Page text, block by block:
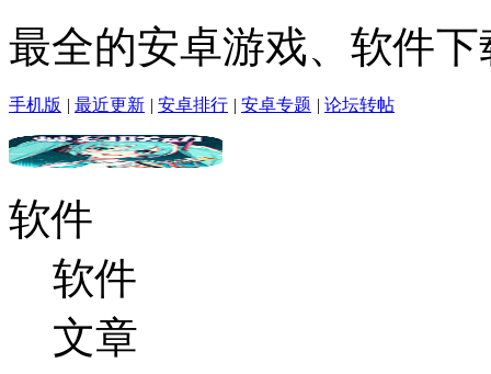
最全的安卓游戏、软件下
手机版 | 最近更新 | 安卓排行 | 安卓专题 | 论坛转帖
软件
软件
文章